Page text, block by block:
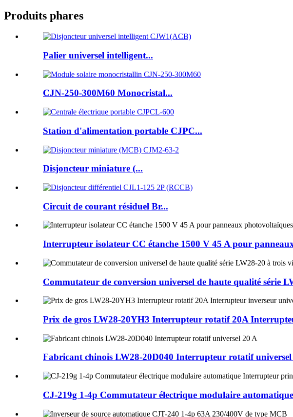
Produits phares
Palier universel intelligent...
CJN-250-300M60 Monocristal...
Station d'alimentation portable CJPC...
Disjoncteur miniature (...
Circuit de courant résiduel Br...
Interrupteur isolateur CC étanche 1500 V 45 A pour
Commutateur de conversion universel de haute qualité série
Prix ​​de gros LW28-20YH3 Interrupteur rotatif 20A
Fabricant chinois LW28-20D040 Interrupteur rotatif universel
CJ-219g 1-4p Commutateur électrique modulaire